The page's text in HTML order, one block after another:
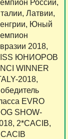
России,
Латвии,
Юный
2018,
ЮНИОРОВ
WINNER
2018,
EVRO
SHOW-
2*CACIB,